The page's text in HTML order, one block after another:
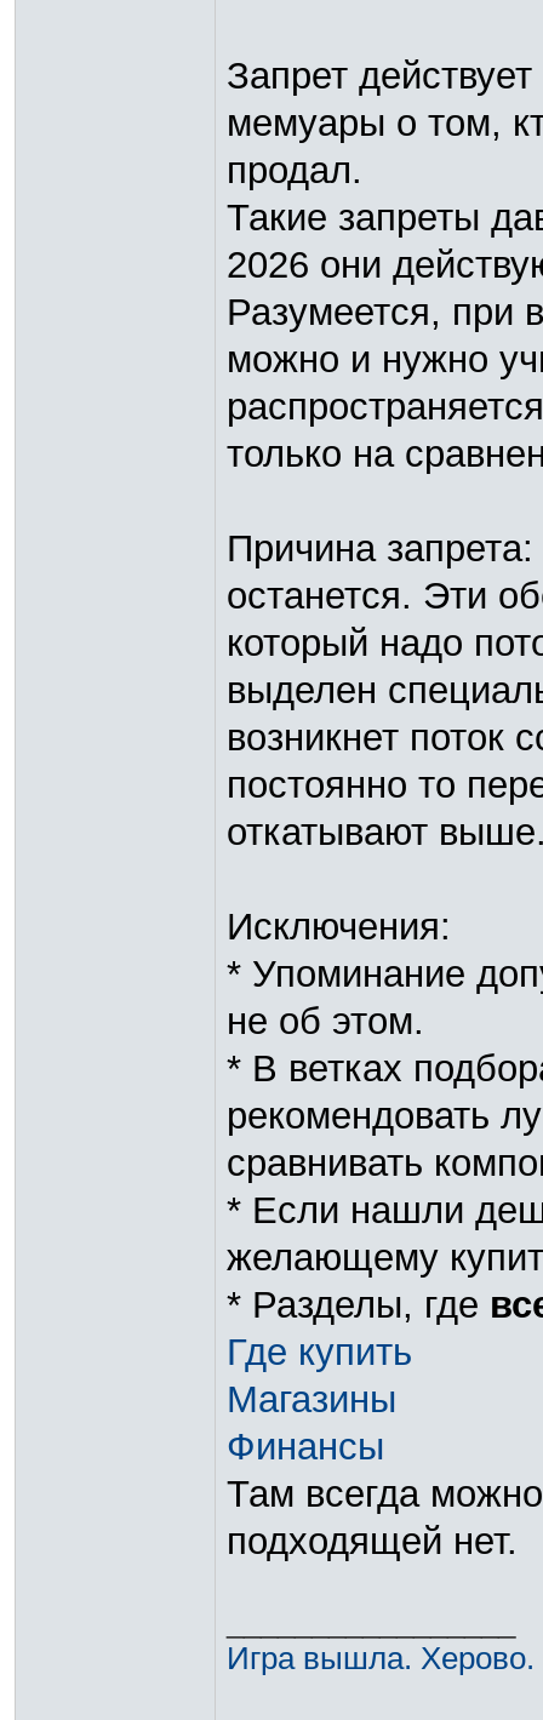
Запрет
мемуары о том,
продал.
Такие запреты
2026 они
Разумеется, при
можно и нужно
только на
Причина
останется. Эти
который надо
выделен
возникнет поток
постоянно то
откатывают
Исключения:
* Упоминание
не об этом.
* В ветках
рекомендовать
сравнивать
* Если нашли
желающему
* Разделы, где
Где купить
Магазины
Финансы
Там всегда
подходящей нет.
Игра вышла. Херово.